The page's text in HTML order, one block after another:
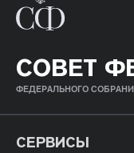
СОВЕТ
ФЕДЕРАЛЬНОГО
СЕРВИСЫ